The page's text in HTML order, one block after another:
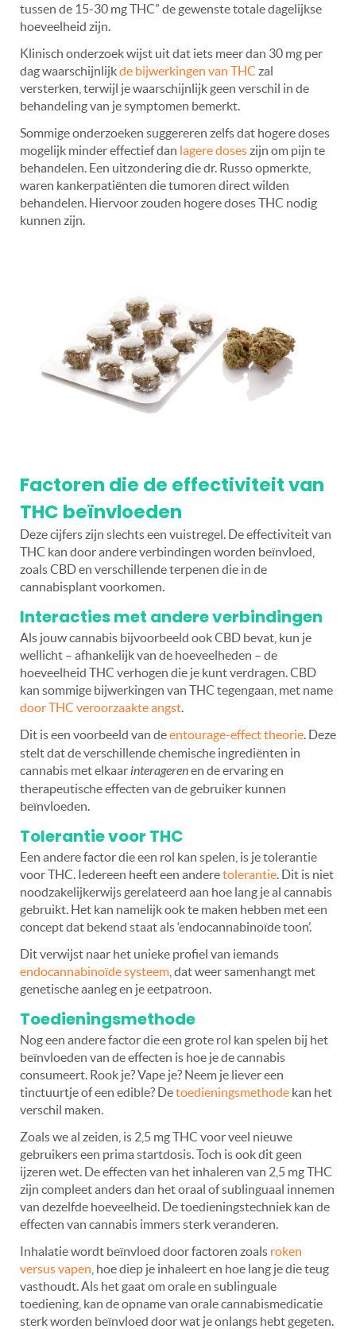
tussen de 15-30 mg THC” de gewenste totale dagelijkse
hoeveelheid zijn.
Klinisch onderzoek wijst uit dat iets meer dan 30 mg per
dag waarschijnlijkde bijwerkingen van THC zal
versterken, terwijl je waarschijnlijk geen verschil in de
behandeling van je symptomen bemerkt.
Sommige onderzoeken suggereren zelfs dat hogere doses
mogelijk minder effectief dan lagere doseszijn om pijn te
behandelen. Een uitzondering die dr. Russo opmerkte,
waren kankerpatiënten die tumoren direct wilden
behandelen. Hiervoor zouden hogere doses THC nodig
kunnen zijn.
Factoren die de effectiviteit van
THC beïnvloeden
Deze cijfers zijn slechts een vuistregel. De effectiviteit van
THC kan door andere verbindingen worden beïnvloed,
zoals CBD en verschillende terpenen die in de
cannabisplant voorkomen.
Interacties met andere verbindingen
Als jouw cannabis bijvoorbeeld ook CBD bevat, kun je
wellicht – afhankelijk van de hoeveelheden – de
hoeveelheid THC verhogen die je kunt verdragen. CBD
kan sommige bijwerkingen van THC tegengaan, met name
door THC veroorzaakte angst.
Dit is een voorbeeld van deentourage-effect theorie. Deze
stelt dat de verschillende chemische ingrediënten in
cannabis met elkaarinteragerenen de ervaring en
therapeutische effecten van de gebruiker kunnen
beïnvloeden.
Tolerantie voor THC
Een andere factor die een rol kan spelen, is je tolerantie
voor THC. Iedereen heeft een anderetolerantie. Dit is niet
noodzakelijkerwijs gerelateerd aan hoe lang je al cannabis
gebruikt. Het kan namelijk ook te maken hebben met een
concept dat bekend staat als ‘endocannabinoïde toon’.
Dit verwijst naar het unieke profiel van iemands
endocannabinoïde systeem , dat weer samenhangt met
genetische aanleg en je eetpatroon.
Toedieningsmethode
Nog een andere factor die een grote rol kan spelen bij het
beïnvloeden van de effecten is hoe je de cannabis
consumeert. Rook je? Vape je? Neem je liever een
tinctuurtje of een edible? Detoedieningsmethode kan het
verschil maken.
Zoals we al zeiden, is 2,5 mg THC voor veel nieuwe
gebruikers een prima startdosis. Toch is ook dit geen
ijzeren wet. De effecten van het inhaleren van 2,5 mg THC
zijn compleet anders dan het oraal of sublinguaal innemen
van dezelfde hoeveelheid. De toedieningstechniek kan de
effecten van cannabis immers sterk veranderen.
Inhalatie wordt beïnvloed door factoren zoals roken
versus vapen , hoe diep je inhaleert en hoe lang je die teug
vasthoudt. Als het gaat om orale en sublinguale
toediening, kan de opname van orale cannabismedicatie
sterk worden beïnvloed door wat je onlangs hebt gegeten.